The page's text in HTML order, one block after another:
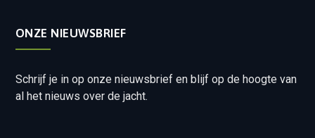
ONZE NIEUWSBRIEF
Schrijf je in op onze nieuwsbrief en blijf op de hoogte van
al het nieuws over de jacht.